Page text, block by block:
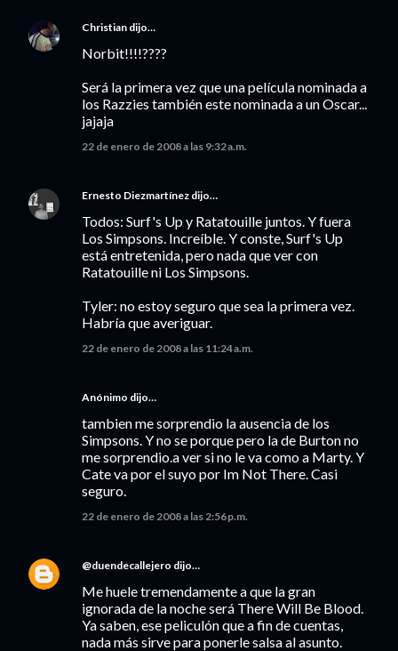
Christian dijo…
Norbit!!!!????
Será la primera vez que una película nominada a
los Razzies también este nominada a un Oscar...
jajaja
22 de enero de 2008 a las 9:32 a.m.
Ernesto Diezmartínez dijo…
Todos: Surf's Up y Ratatouille juntos. Y fuera
Los Simpsons. Increíble. Y conste, Surf's Up
está entretenida, pero nada que ver con
Ratatouille ni Los Simpsons.
Tyler: no estoy seguro que sea la primera vez.
Habría que averiguar.
22 de enero de 2008 a las 11:24 a.m.
Anónimo dijo…
tambien me sorprendio la ausencia de los
Simpsons. Y no se porque pero la de Burton no
me sorprendio.a ver si no le va como a Marty. Y
Cate va por el suyo por Im Not There. Casi
seguro.
22 de enero de 2008 a las 2:56 p.m.
@duendecallejero dijo…
Me huele tremendamente a que la gran
ignorada de la noche será There Will Be Blood.
Ya saben, ese peliculón que a fin de cuentas,
nada más sirve para ponerle salsa al asunto.